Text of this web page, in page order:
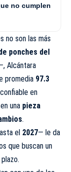
no cumplen
no son las más
ponches del
Alcántara
promedia 97.3
en
una pieza
.
el 2027— le da
que buscan un